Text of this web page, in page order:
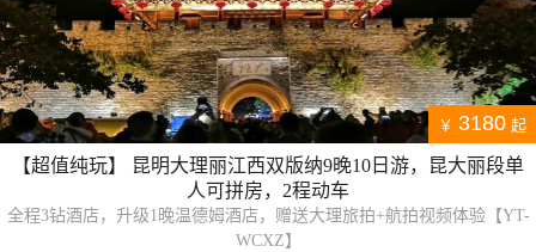
￥ 3180 起
【超值纯玩】 昆明大理丽江西双版纳9晚10日游，昆大丽段单
人可拼房，2程动车
全程3钻酒店，升级1晚温德姆酒店，赠送大理旅拍+航拍视频体验【YT-
WCXZ】